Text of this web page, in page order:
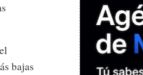
bajas